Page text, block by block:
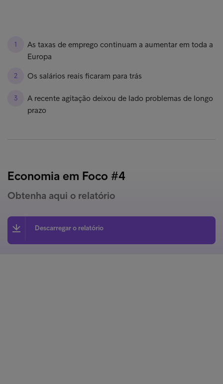
As taxas de emprego continuam a aumentar em toda a
Europa
Os salários reais ficaram para trás
A recente agitação deixou de lado problemas de longo
prazo
Economia em Foco #4
Obtenha aqui o relatório
Descarregar o relatório